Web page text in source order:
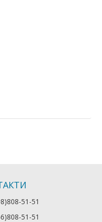
51-51
51-51